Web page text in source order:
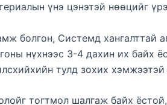
үнэ цэнэтэй нөөцийг
болгон, Системд хангалттай
нүхнээс 3-4 дахин их байх
тулд зохих
тогтмол шалгаж байх